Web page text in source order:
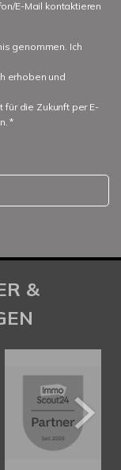
E-Mail kontaktieren
genommen. Ich
erhoben und
für die Zukunft per E-
*
&